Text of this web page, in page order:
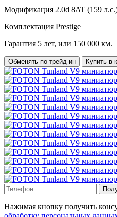
Модификация 2.0d 8AT (159
Комплектация Prestige
Гарантия 5 лет, или 150 000 км.
Обменять по трейд-ин Купить в
Нажимая кнопку получить